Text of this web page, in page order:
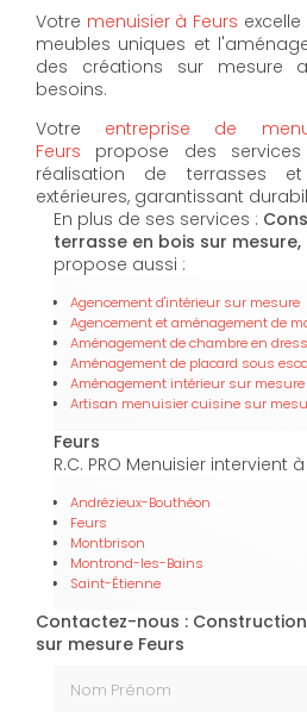
Votre menuisier à Feurs
meubles uniques et
des créations sur mesure
besoins.
Votre entreprise de
Feurs propose des
réalisation de terrasses
extérieures, garantissant
En plus de ses services :
terrasse en bois sur mesure,
propose aussi :
Agencement d'intérieur sur mesure
Agencement et aménagement de
Aménagement de chambre en
Aménagement de placard sous
Aménagement intérieur sur mesure
Artisan menuisier cuisine sur
Feurs
R.C. PRO Menuisier intervient
Andrézieux-Bouthéon
Feurs
Montbrison
Montrond-les-Bains
Saint-Étienne
Contactez-nous :
sur mesure Feurs